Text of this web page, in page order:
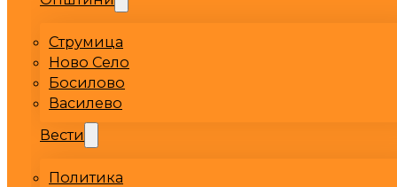
Струмица
Ново Село
Босилово
Василево
Вести
Политика